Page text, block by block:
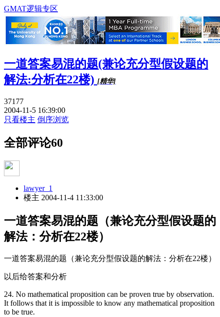
GMAT逻辑专区
一道答案易混的题(兼论充分型假设题的
解法:分析在22楼) [精华]
37177
2004-11-5 16:39:00
只看楼主 倒序浏览
全部评论60
lawyer_1
楼主 2004-11-4 11:33:00
一道答案易混的题（兼论充分型假设题的
解法：分析在22楼）
一道答案易混的题（兼论充分型假设题的解法：分析在22楼）
以后给答案和分析
24. No mathematical proposition can be proven true by observation.
It follows that it is impossible to know any mathematical proposition
to be true.